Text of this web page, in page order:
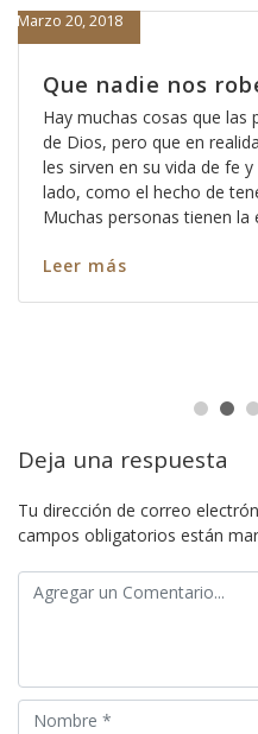
Que nadie nos
Marzo 20, 2018
Hay muchas cosas que las
de Dios, pero que en
les sirven en su vida de fe
lado, como el hecho de
Muchas personas tienen la
Leer más
Deja una respuesta
Tu dirección de correo
campos obligatorios están